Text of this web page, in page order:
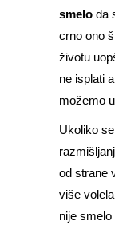
smelo da
crno ono
životu
ne isplati
možemo
Ukoliko
od strane
više
nije